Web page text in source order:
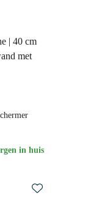
| 40 cm
met
in huis